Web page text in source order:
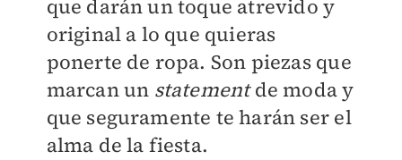
que darán un toque atrevido y
original a lo que quieras
ponerte de ropa. Son piezas que
marcan un statementde moda y
que seguramente te harán ser el
alma de la fiesta.